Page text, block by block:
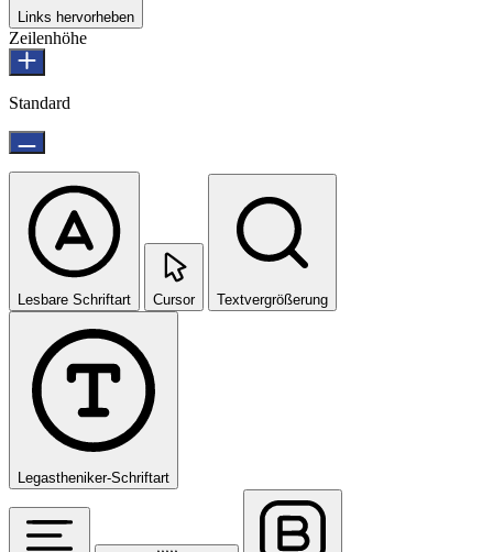
Links hervorheben
Zeilenhöhe
Standard
Lesbare Schriftart Cursor Textvergrößerung
Legastheniker-Schriftart